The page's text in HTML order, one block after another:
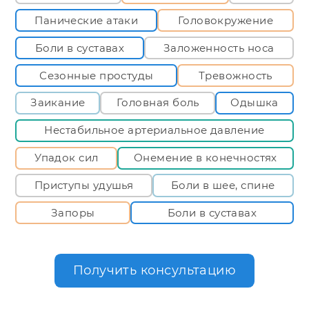
Панические атаки Головокружение
Боли в суставах Заложенность носа
Сезонные простуды Тревожность
Заикание Головная боль Одышка
Нестабильное артериальное давление
Упадок сил Онемение в конечностях
Приступы удушья Боли в шее, спине
Запоры Боли в суставах
Получить консультацию